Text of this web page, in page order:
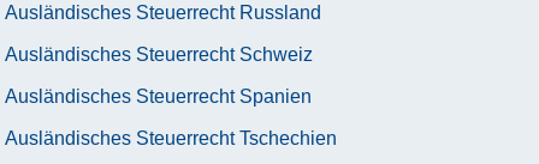
Ausländisches Steuerrecht Russland
Ausländisches Steuerrecht Schweiz
Ausländisches Steuerrecht Spanien
Ausländisches Steuerrecht Tschechien